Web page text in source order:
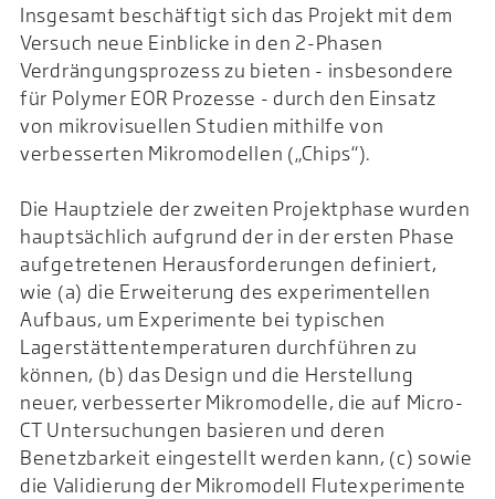
Insgesamt beschäftigt sich das Projekt mit dem
Versuch neue Einblicke in den 2-Phasen
Verdrängungsprozess zu bieten - insbesondere
für Polymer EOR Prozesse - durch den Einsatz
von mikrovisuellen Studien mithilfe von
verbesserten Mikromodellen („Chips“).
Die Hauptziele der zweiten Projektphase wurden
hauptsächlich aufgrund der in der ersten Phase
aufgetretenen Herausforderungen definiert,
wie (a) die Erweiterung des experimentellen
Aufbaus, um Experimente bei typischen
Lagerstättentemperaturen durchführen zu
können, (b) das Design und die Herstellung
neuer, verbesserter Mikromodelle, die auf Micro-
CT Untersuchungen basieren und deren
Benetzbarkeit eingestellt werden kann, (c) sowie
die Validierung der Mikromodell Flutexperimente